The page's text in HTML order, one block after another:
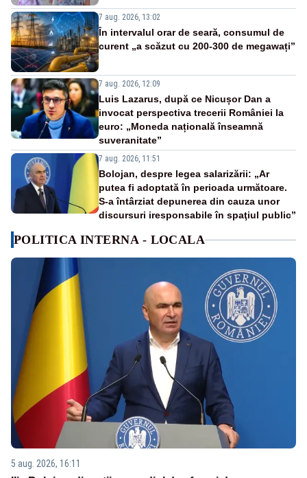
7 aug. 2026, 13:02
În intervalul orar de seară, consumul de
curent „a scăzut cu 200-300 de megawați”
7 aug. 2026, 12:09
Luis Lazarus, după ce Nicușor Dan a
invocat perspectiva trecerii României la
euro: „Moneda națională înseamnă
suveranitate”
7 aug. 2026, 11:51
Bolojan, despre legea salarizării: „Ar
putea fi adoptată în perioada următoare.
S-a întârziat depunerea din cauza unor
discursuri iresponsabile în spaţiul public”
POLITICA INTERNA - LOCALA
5 aug. 2026, 16:11